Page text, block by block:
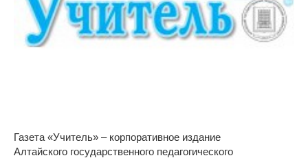
Газета «Учитель» – корпоративное издание
Алтайского государственного педагогического